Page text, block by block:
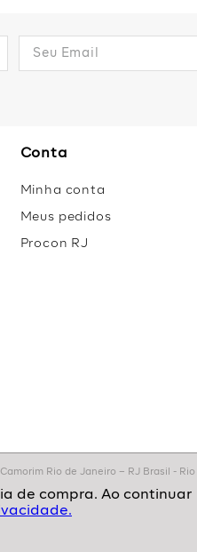
Conta
Minha conta
Meus pedidos
Procon RJ
Rio de Janeiro – RJ Brasil -